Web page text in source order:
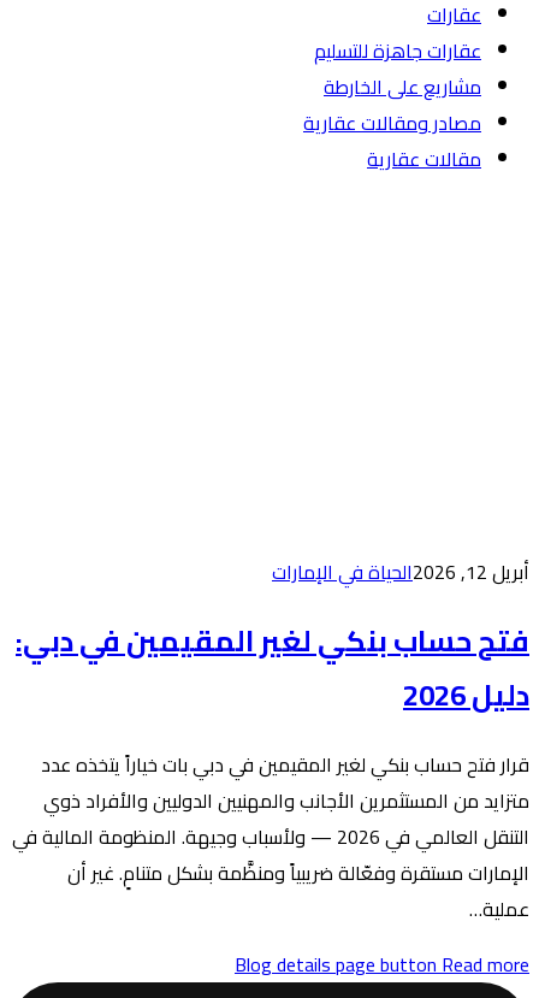
المقيمين في دبي:
في دبي بات خياراً يتخذه عدد
الدوليين والأفراد ذوي
في 2026 — ولأسباب وجيهة. المنظومة المالية في
ومنظَّمة بشكل متنامٍ. غير أن
Blog